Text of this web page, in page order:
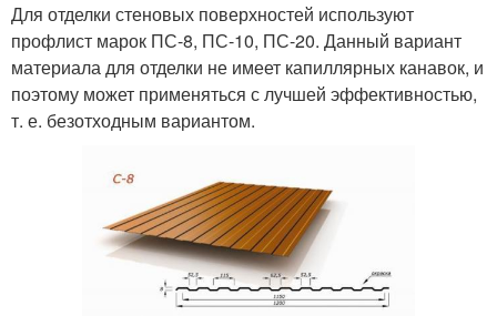
Для отделки стеновых поверхностей используют
профлист марок ПС-8, ПС-10, ПС-20. Данный вариант
материала для отделки не имеет капиллярных канавок, и
поэтому может применяться с лучшей эффективностью,
т. е. безотходным вариантом.